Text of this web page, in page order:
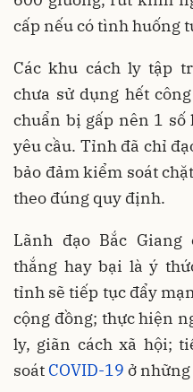
cấp nếu có tình huống
Các khu cách ly tập
chưa sử dụng hết
chuẩn bị gấp nên 1
yêu cầu. Tỉnh đã chỉ
bảo đảm kiểm soát
theo đúng quy định.
Lãnh đạo Bắc
thắng hay bại là ý
tỉnh sẽ tiếp tục đẩy
cộng đồng; thực hiện
ly, giãn cách xã hội;
soát COVID-19 ở